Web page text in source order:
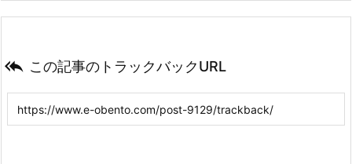
 この記事のトラックバックURL